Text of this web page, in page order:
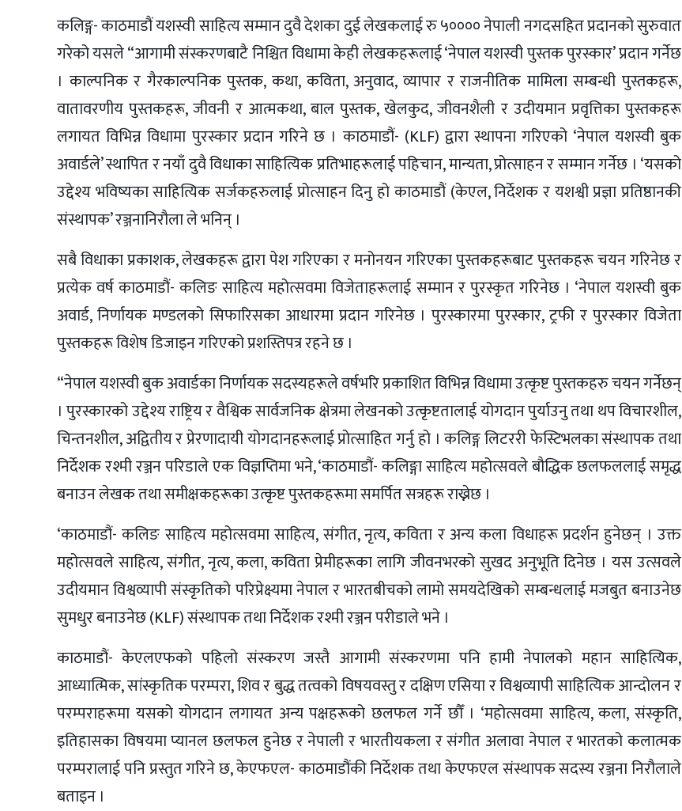
कलिङ्ग- काठमाडौं यशस्वी साहित्य सम्मान दुवै देशका दुई लेखकलाई रु ५०००० नेपाली नगदसहित प्रदानको सुरुवात
गरेको यसले “आगामी संस्करणबाटै निश्चित विधामा केही लेखकहरूलाई ‘नेपाल यशस्वी पुस्तक पुरस्कार’ प्रदान गर्नेछ
। काल्पनिक र गैरकाल्पनिक पुस्तक, कथा, कविता, अनुवाद, व्यापार र राजनीतिक मामिला सम्बन्धी पुस्तकहरू,
वातावरणीय पुस्तकहरू, जीवनी र आत्मकथा, बाल पुस्तक, खेलकुद, जीवनशैली र उदीयमान प्रवृत्तिका पुस्तकहरू
लगायत विभिन्न विधामा पुरस्कार प्रदान गरिने छ । काठमाडौं- (KLF) द्वारा स्थापना गरिएको ‘नेपाल यशस्वी बुक
अवार्डले’ स्थापित र नयाँ दुवै विधाका साहित्यिक प्रतिभाहरूलाई पहिचान, मान्यता, प्रोत्साहन र सम्मान गर्नेछ । ‘यसको
उद्देश्य भविष्यका साहित्यिक सर्जकहरुलाई प्रोत्साहन दिनु हो काठमाडौं (केएल, निर्देशक र यशश्वी प्रज्ञा प्रतिष्ठानकी
संस्थापक’ रञ्जनानिरौला ले भनिन् ।
सबै विधाका प्रकाशक, लेखकहरू द्वारा पेश गरिएका र मनोनयन गरिएका पुस्तकहरूबाट पुस्तकहरू चयन गरिनेछ र
प्रत्येक वर्ष काठमाडौं- कलिङ साहित्य महोत्सवमा विजेताहरूलाई सम्मान र पुरस्कृत गरिनेछ । ‘नेपाल यशस्वी बुक
अवार्ड, निर्णायक मण्डलको सिफारिसका आधारमा प्रदान गरिनेछ । पुरस्कारमा पुरस्कार, ट्रफी र पुरस्कार विजेता
पुस्तकहरू विशेष डिजाइन गरिएको प्रशस्तिपत्र रहने छ ।
“नेपाल यशस्वी बुक अवार्डका निर्णायक सदस्यहरूले वर्षभरि प्रकाशित विभिन्न विधामा उत्कृष्ट पुस्तकहरु चयन गर्नेछन्
। पुरस्कारको उद्देश्य राष्ट्रिय र वैश्विक सार्वजनिक क्षेत्रमा लेखनको उत्कृष्टतालाई योगदान पुर्याउनु तथा थप विचारशील,
चिन्तनशील, अद्वितीय र प्रेरणादायी योगदानहरूलाई प्रोत्साहित गर्नु हो । कलिङ्ग लिटररी फेस्टिभलका संस्थापक तथा
निर्देशक रश्मी रञ्जन परिडाले एक विज्ञप्तिमा भने, ‘काठमाडौं- कलिङ्गा साहित्य महोत्सवले बौद्धिक छलफललाई समृद्ध
बनाउन लेखक तथा समीक्षकहरूका उत्कृष्ट पुस्तकहरूमा समर्पित सत्रहरू राख्नेछ ।
‘काठमाडौं- कलिङ साहित्य महोत्सवमा साहित्य, संगीत, नृत्य, कविता र अन्य कला विधाहरू प्रदर्शन हुनेछन् । उक्त
महोत्सवले साहित्य, संगीत, नृत्य, कला, कविता प्रेमीहरूका लागि जीवनभरको सुखद अनुभूति दिनेछ । यस उत्सवले
उदीयमान विश्वव्यापी संस्कृतिको परिप्रेक्ष्यमा नेपाल र भारतबीचको लामो समयदेखिको सम्बन्धलाई मजबुत बनाउनेछ
सुमधुर बनाउनेछ (KLF) संस्थापक तथा निर्देशक रश्मी रञ्जन परीडाले भने ।
काठमाडौं- केएलएफको पहिलो संस्करण जस्तै आगामी संस्करणमा पनि हामी नेपालको महान साहित्यिक,
आध्यात्मिक, सांस्कृतिक परम्परा, शिव र बुद्ध तत्वको विषयवस्तु र दक्षिण एसिया र विश्वव्यापी साहित्यिक आन्दोलन र
परम्पराहरूमा यसको योगदान लगायत अन्य पक्षहरूको छलफल गर्ने छौँ । ‘महोत्सवमा साहित्य, कला, संस्कृति,
इतिहासका विषयमा प्यानल छलफल हुनेछ र नेपाली र भारतीयकला र संगीत अलावा नेपाल र भारतको कलात्मक
परम्परालाई पनि प्रस्तुत गरिने छ, केएफएल- काठमाडौंकी निर्देशक तथा केएफएल संस्थापक सदस्य रञ्जना निरौलाले
बताइन ।